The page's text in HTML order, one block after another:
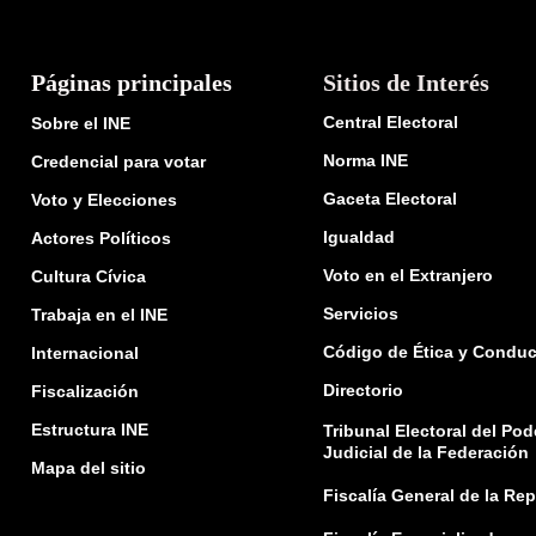
Páginas principales
Sobre el INE
Credencial para votar
Voto y Elecciones
Actores Políticos
Cultura Cívica
Trabaja en el INE
Internacional
Fiscalización
Estructura INE
Mapa del sitio
Sitios de Interés
Central Electoral
Norma INE
Gaceta Electoral
Igualdad
Voto en el Extranjero
Servicios
Código de Ética y
Directorio
Tribunal Electoral del
Judicial de la Federación
Fiscalía General de la